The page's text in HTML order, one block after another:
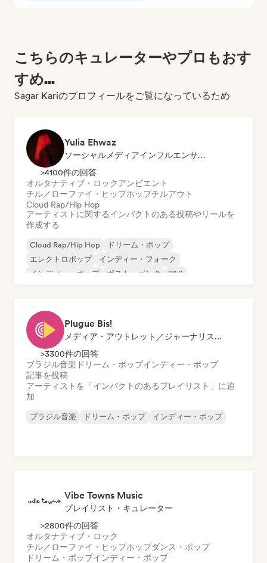
こちらのキュレーターやプロもおす
すめ...
Sagar Kariのプロフィールをご覧になっているため
Yulia Ehwaz
ソーシャルメディアインフルエンサー
>4100件の回答
オルタナティブ・ロックアンビエント
チル／ローファイ・ヒップホップチルアウト
Cloud Rap/Hip Hop
アーティストに関するインパクトのある投稿やリールを
作成する
Cloud Rap/Hip Hop
ドリーム・ポップ
エレクトロポップ
インディー・フォーク
インディー・ポップ
ポスト・パンク
R&B
Plugue Bis!
メディア・アウトレット／ジャーナリスト, プレイリスト・キュレーター
>3300件の回答
ブラジル音楽 ドリーム・ポップインディー・ポップ
記事を投稿
アーティストを「インパクトのあるプレイリスト」に追
加
ブラジル音楽 ドリーム・ポップ インディー・ポップ
Vibe Towns Music
プレイリスト・キュレーター
>2800件の回答
オルタナティブ・ロック
チル／ローファイ・ヒップホップダンス・ポップ
ドリーム・ポップインディー・ポップ